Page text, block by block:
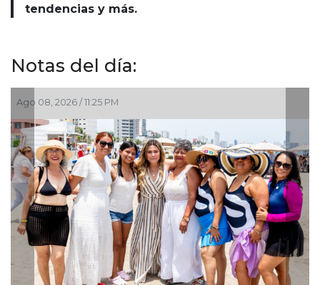
tendencias y más.
Notas del día:
Ago 08, 2026 / 11:25 PM